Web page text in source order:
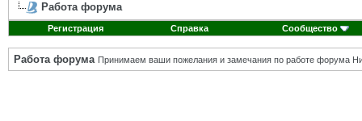
Работа форума
Регистрация Справка Сообщество
Работа форума Принимаем ваши пожелания и замечания по работе форума